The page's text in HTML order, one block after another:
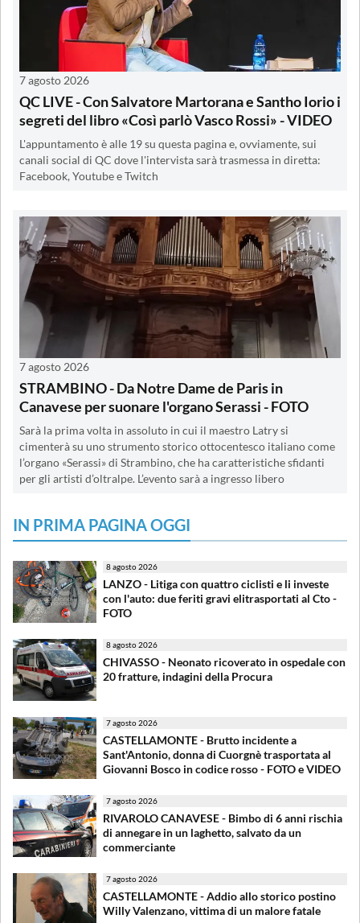
7 agosto 2026
QC LIVE - Con Salvatore Martorana e Santho Iorio i
segreti del libro «Così parlò Vasco Rossi» - VIDEO
L'appuntamento è alle 19 su questa pagina e, ovviamente, sui
canali social di QC dove l'intervista sarà trasmessa in diretta:
Facebook, Youtube e Twitch
7 agosto 2026
STRAMBINO - Da Notre Dame de Paris in
Canavese per suonare l'organo Serassi - FOTO
Sarà la prima volta in assoluto in cui il maestro Latry si
cimenterà su uno strumento storico ottocentesco italiano come
l’organo «Serassi» di Strambino, che ha caratteristiche sfidanti
per gli artisti d’oltralpe. L’evento sarà a ingresso libero
IN PRIMA PAGINA OGGI
8 agosto 2026
LANZO - Litiga con quattro ciclisti e li investe
con l'auto: due feriti gravi elitrasportati al Cto -
FOTO
8 agosto 2026
CHIVASSO - Neonato ricoverato in ospedale con
20 fratture, indagini della Procura
7 agosto 2026
CASTELLAMONTE - Brutto incidente a
Sant'Antonio, donna di Cuorgnè trasportata al
Giovanni Bosco in codice rosso - FOTO e VIDEO
7 agosto 2026
RIVAROLO CANAVESE - Bimbo di 6 anni rischia
di annegare in un laghetto, salvato da un
commerciante
7 agosto 2026
CASTELLAMONTE - Addio allo storico postino
Willy Valenzano, vittima di un malore fatale